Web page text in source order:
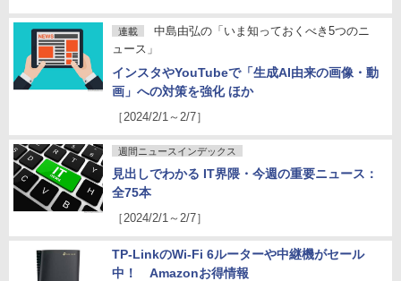
連載
中島由弘の「いま知っておくべき5つのニ
ュース」
インスタやYouTubeで「生成AI由来の画像・動
画」への対策を強化 ほか
［2024/2/1～2/7］
週間ニュースインデックス
見出しでわかる IT界隈・今週の重要ニュース：
全75本
［2024/2/1～2/7］
TP-LinkのWi-Fi 6ルーターや中継機がセール
中！ Amazonお得情報